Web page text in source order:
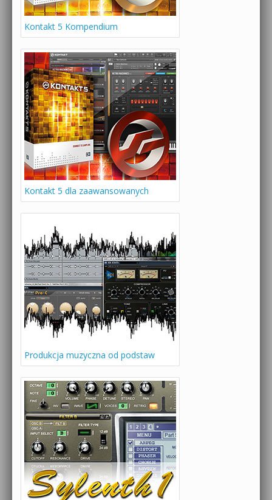
Kontakt 5 Kompendium
Kontakt 5 dla zaawansowanych
Produkcja muzyczna od podstaw